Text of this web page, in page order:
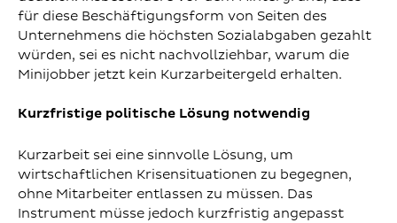
für diese Beschäftigungsform von Seiten des
Unternehmens die höchsten Sozialabgaben gezahlt
würden, sei es nicht nachvollziehbar, warum die
Minijobber jetzt kein Kurzarbeitergeld erhalten.
Kurzfristige politische Lösung notwendig
Kurzarbeit sei eine sinnvolle Lösung, um
wirtschaftlichen Krisensituationen zu begegnen,
ohne Mitarbeiter entlassen zu müssen. Das
Instrument müsse jedoch kurzfristig angepasst